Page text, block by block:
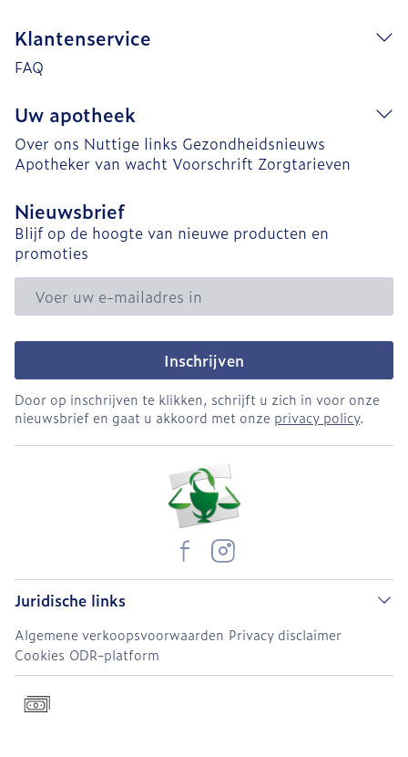
Klantenservice
FAQ
Uw apotheek
Over ons Nuttige links Gezondheidsnieuws
Apotheker van wacht Voorschrift Zorgtarieven
Nieuwsbrief
Blijf op de hoogte van nieuwe producten en
promoties
E-mail adres
Inschrijven
Door op inschrijven te klikken, schrijft u zich in voor onze
nieuwsbrief en gaat u akkoord met onze privacy policy.
Juridische links
Algemene verkoopsvoorwaarden Privacy disclaimer
Cookies ODR-platform